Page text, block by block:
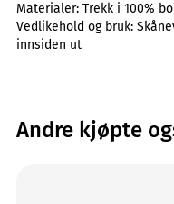
Materialer: Trekk i 100%
Vedlikehold og bruk:
innsiden ut
Andre kjøpte